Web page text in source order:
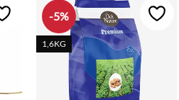
Lägg till i favoriter
5%
1,6KG